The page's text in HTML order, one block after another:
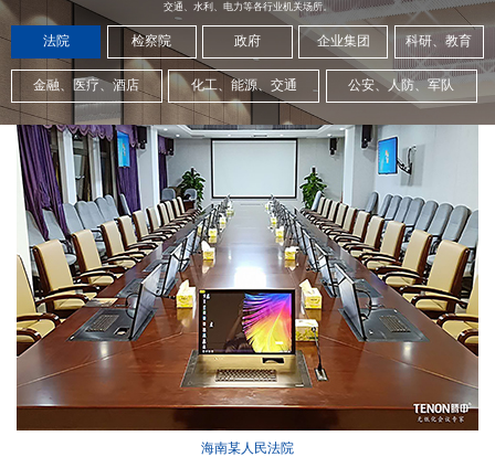
交通、水利、电力等各行业机关场所。
法院 检察院 政府 企业集团 科研、教育
金融、医疗、酒店 化工、能源、交通 公安、人防、军队
海南某人民法院